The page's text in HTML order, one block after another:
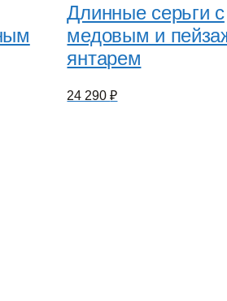
Длинные серьги с
медовым и
янтарем
24 290₽